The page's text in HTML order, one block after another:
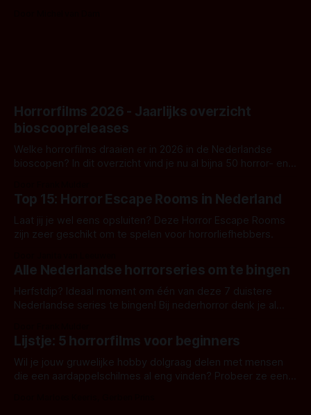
Horrorfilms 2026 - Jaarlijks overzicht
bioscoopreleases
Welke horrorfilms draaien er in 2026 in de Nederlandse
bioscopen? In dit overzicht vind je nu al bijna 50 horror- en
Top 15: Horror Escape Rooms in Nederland
Laat jij je wel eens opsluiten? Deze Horror Escape Rooms
zijn zeer geschikt om te spelen voor horrorliefhebbers.
Alle Nederlandse horrorseries om te bingen
Herfstdip? Ideaal moment om één van deze 7 duistere
Nederlandse series te bingen! Bij nederhorror denk je al
Amsterdamned of The Johnsons. Maar Nederlandse horror
is niet beperkt tot films. Hier een aantal Nederlandse tv-
series uit het duistere of horrorgenre. Als
Lijstje: 5 horrorfilms voor beginners
Wil je jouw gruwelijke hobby dolgraag delen met mensen
die een aardappelschilmes al eng vinden? Probeer ze eens